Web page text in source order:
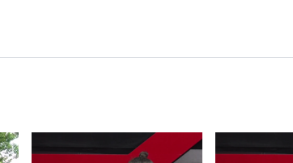
დააკავა. დაკავებული არიან: 2002
2005 წელს დაბადებული ა.ჯ., 1993